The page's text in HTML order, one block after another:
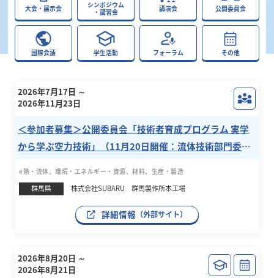
大会・展示会
シンポジウム
・講習会
講演会 公開委員会
国際会議 学生活動 フォーラム その他
2026年7月17日 ～
2026年11月23日
＜参加者募集＞公開委員会「技術者育成プログラム 実学
から学ぶ空力技術」（11月20日開催：流体技術部門委員
#熱・流体、環境・エネルギー・資源、材料、生産・製造
群馬県 株式会社SUBARU 群馬製作所本工場
詳細情報 （外部サイト）
2026年8月20日 ～
2026年8月21日